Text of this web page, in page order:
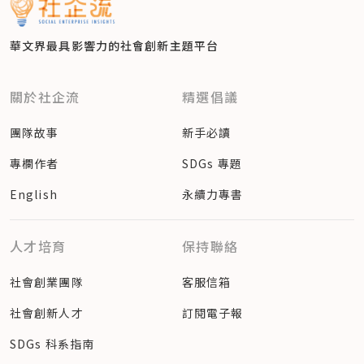
華文界最具影響力的社會創新主題平台
關於社企流
團隊故事
專欄作者
English
精選倡議
新手必讀
SDGs 專題
永續力專書
人才培育
社會創業團隊
社會創新人才
SDGs 科系指南
保持聯絡
客服信箱
訂閱電子報